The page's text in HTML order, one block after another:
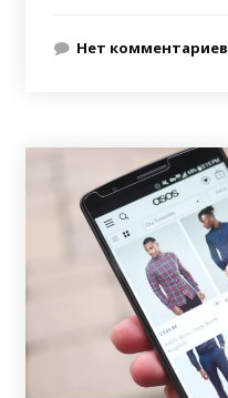
Нет комментариев